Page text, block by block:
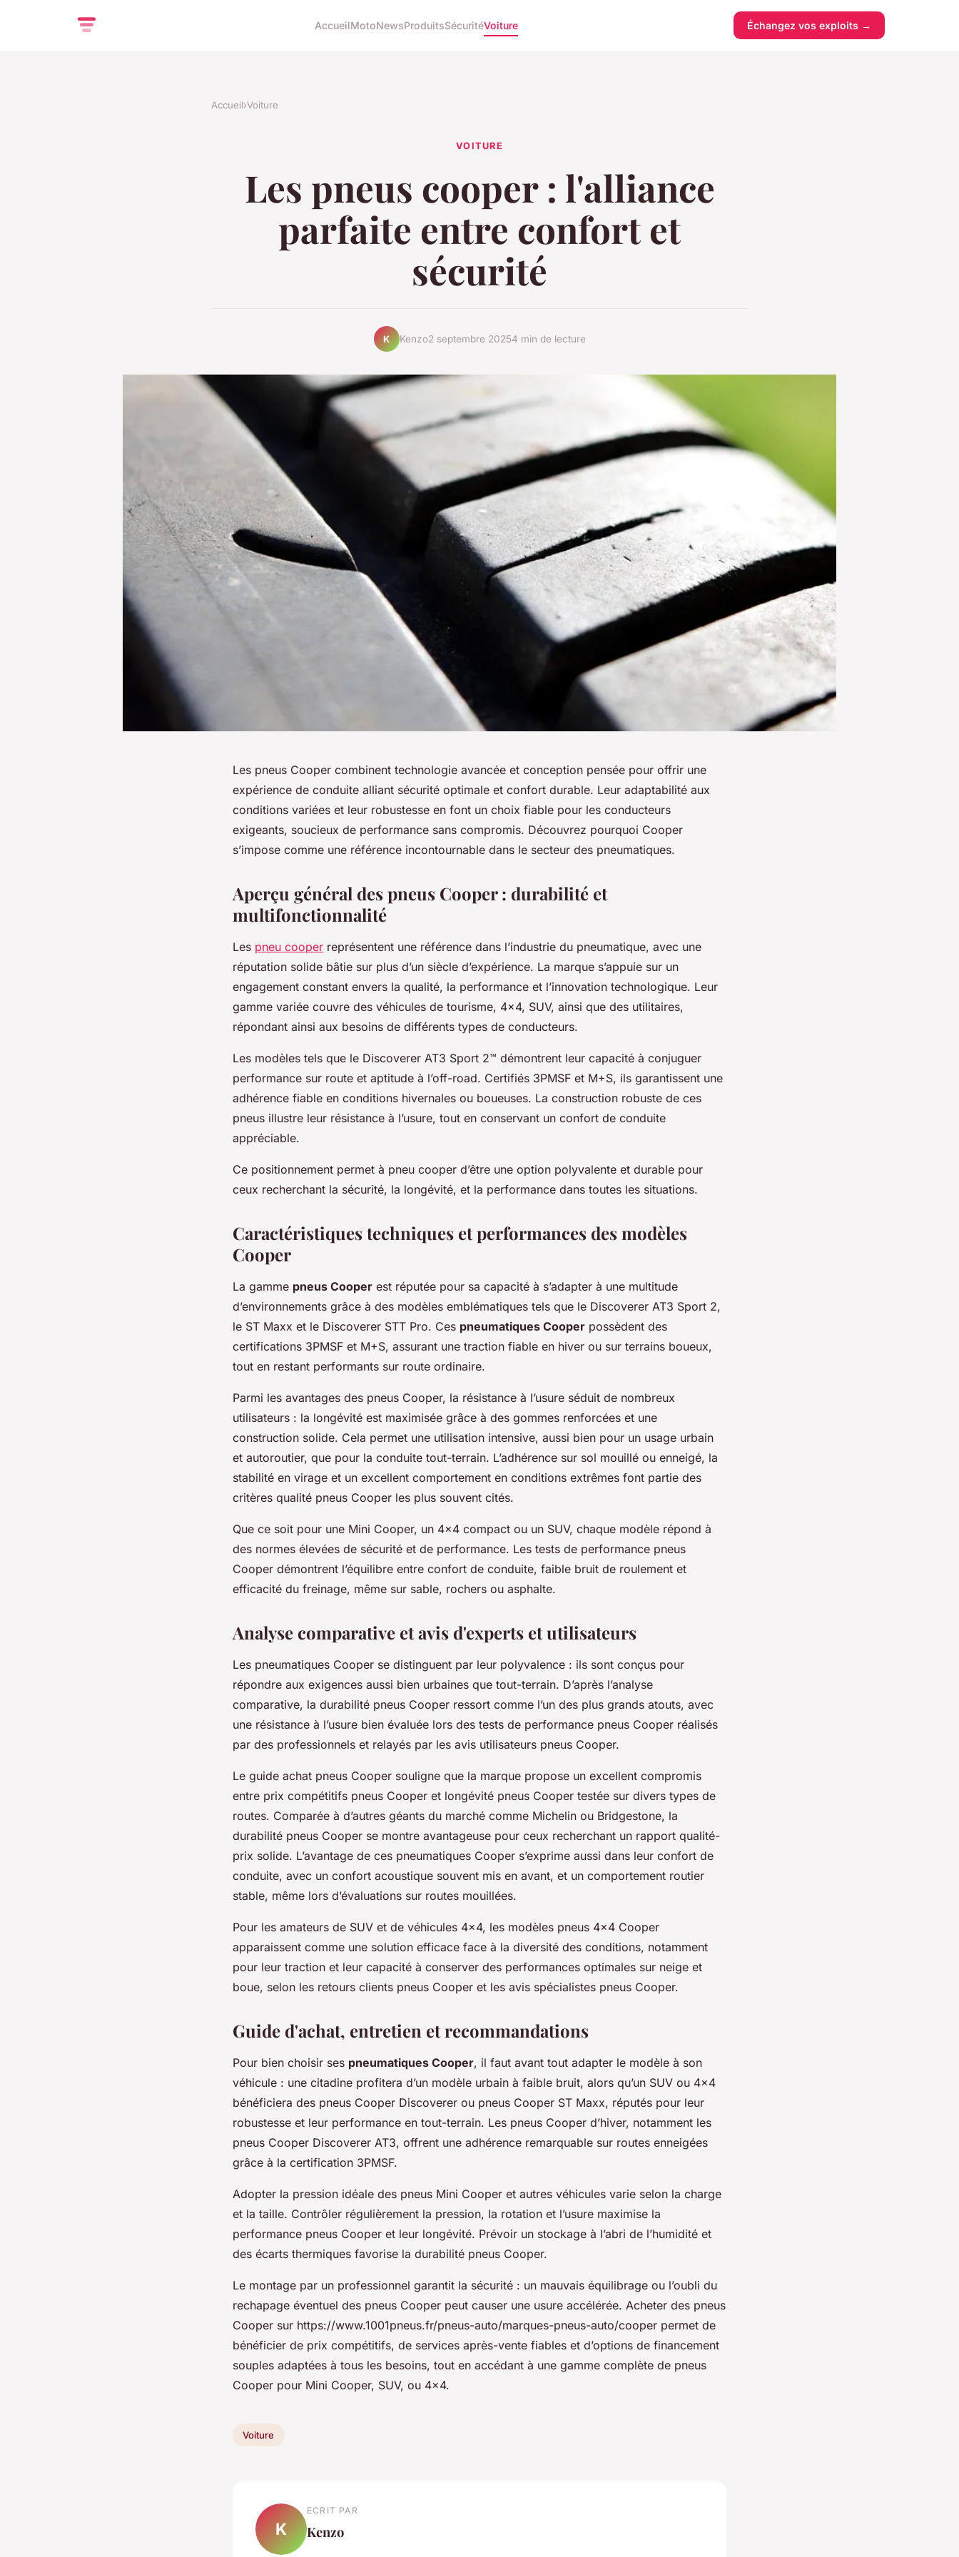
AccueilMotoNewsProduitsSécuritéVoiture Échangez vos exploits →
Accueil›Voiture
VOITURE
Les pneus cooper : l'alliance
parfaite entre confort et
sécurité
K Kenzo2 septembre 20254 min de lecture
Les pneus Cooper combinent technologie avancée et conception pensée pour offrir une
expérience de conduite alliant sécurité optimale et confort durable. Leur adaptabilité aux
conditions variées et leur robustesse en font un choix fiable pour les conducteurs
exigeants, soucieux de performance sans compromis. Découvrez pourquoi Cooper
s’impose comme une référence incontournable dans le secteur des pneumatiques.
Aperçu général des pneus Cooper : durabilité et
multifonctionnalité
Les pneu cooper représentent une référence dans l’industrie du pneumatique, avec une
réputation solide bâtie sur plus d’un siècle d’expérience. La marque s’appuie sur un
engagement constant envers la qualité, la performance et l’innovation technologique. Leur
gamme variée couvre des véhicules de tourisme, 4x4, SUV, ainsi que des utilitaires,
répondant ainsi aux besoins de différents types de conducteurs.
Les modèles tels que le Discoverer AT3 Sport 2™ démontrent leur capacité à conjuguer
performance sur route et aptitude à l’off-road. Certifiés 3PMSF et M+S, ils garantissent une
adhérence fiable en conditions hivernales ou boueuses. La construction robuste de ces
pneus illustre leur résistance à l’usure, tout en conservant un confort de conduite
appréciable.
Ce positionnement permet à pneu cooper d’être une option polyvalente et durable pour
ceux recherchant la sécurité, la longévité, et la performance dans toutes les situations.
Caractéristiques techniques et performances des modèles
Cooper
La gamme pneus Cooper est réputée pour sa capacité à s’adapter à une multitude
d’environnements grâce à des modèles emblématiques tels que le Discoverer AT3 Sport 2,
le ST Maxx et le Discoverer STT Pro. Ces pneumatiques Cooper possèdent des
certifications 3PMSF et M+S, assurant une traction fiable en hiver ou sur terrains boueux,
tout en restant performants sur route ordinaire.
Parmi les avantages des pneus Cooper, la résistance à l’usure séduit de nombreux
utilisateurs : la longévité est maximisée grâce à des gommes renforcées et une
construction solide. Cela permet une utilisation intensive, aussi bien pour un usage urbain
et autoroutier, que pour la conduite tout-terrain. L’adhérence sur sol mouillé ou enneigé, la
stabilité en virage et un excellent comportement en conditions extrêmes font partie des
critères qualité pneus Cooper les plus souvent cités.
Que ce soit pour une Mini Cooper, un 4x4 compact ou un SUV, chaque modèle répond à
des normes élevées de sécurité et de performance. Les tests de performance pneus
Cooper démontrent l’équilibre entre confort de conduite, faible bruit de roulement et
efficacité du freinage, même sur sable, rochers ou asphalte.
Analyse comparative et avis d'experts et utilisateurs
Les pneumatiques Cooper se distinguent par leur polyvalence : ils sont conçus pour
répondre aux exigences aussi bien urbaines que tout-terrain. D’après l’analyse
comparative, la durabilité pneus Cooper ressort comme l’un des plus grands atouts, avec
une résistance à l’usure bien évaluée lors des tests de performance pneus Cooper réalisés
par des professionnels et relayés par les avis utilisateurs pneus Cooper.
Le guide achat pneus Cooper souligne que la marque propose un excellent compromis
entre prix compétitifs pneus Cooper et longévité pneus Cooper testée sur divers types de
routes. Comparée à d’autres géants du marché comme Michelin ou Bridgestone, la
durabilité pneus Cooper se montre avantageuse pour ceux recherchant un rapport qualité-
prix solide. L’avantage de ces pneumatiques Cooper s’exprime aussi dans leur confort de
conduite, avec un confort acoustique souvent mis en avant, et un comportement routier
stable, même lors d’évaluations sur routes mouillées.
Pour les amateurs de SUV et de véhicules 4x4, les modèles pneus 4x4 Cooper
apparaissent comme une solution efficace face à la diversité des conditions, notamment
pour leur traction et leur capacité à conserver des performances optimales sur neige et
boue, selon les retours clients pneus Cooper et les avis spécialistes pneus Cooper.
Guide d'achat, entretien et recommandations
Pour bien choisir ses pneumatiques Cooper, il faut avant tout adapter le modèle à son
véhicule : une citadine profitera d’un modèle urbain à faible bruit, alors qu’un SUV ou 4x4
bénéficiera des pneus Cooper Discoverer ou pneus Cooper ST Maxx, réputés pour leur
robustesse et leur performance en tout-terrain. Les pneus Cooper d’hiver, notamment les
pneus Cooper Discoverer AT3, offrent une adhérence remarquable sur routes enneigées
grâce à la certification 3PMSF.
Adopter la pression idéale des pneus Mini Cooper et autres véhicules varie selon la charge
et la taille. Contrôler régulièrement la pression, la rotation et l’usure maximise la
performance pneus Cooper et leur longévité. Prévoir un stockage à l’abri de l’humidité et
des écarts thermiques favorise la durabilité pneus Cooper.
Le montage par un professionnel garantit la sécurité : un mauvais équilibrage ou l’oubli du
rechapage éventuel des pneus Cooper peut causer une usure accélérée. Acheter des pneus
Cooper sur https://www.1001pneus.fr/pneus-auto/marques-pneus-auto/cooper permet de
bénéficier de prix compétitifs, de services après-vente fiables et d’options de financement
souples adaptées à tous les besoins, tout en accédant à une gamme complète de pneus
Cooper pour Mini Cooper, SUV, ou 4x4.
Voiture
K
ECRIT PAR
Kenzo